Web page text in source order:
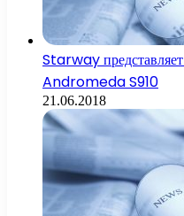
Starway
Andromeda S910
21.06.2018